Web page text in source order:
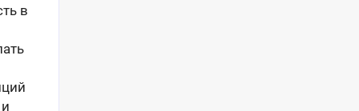
в